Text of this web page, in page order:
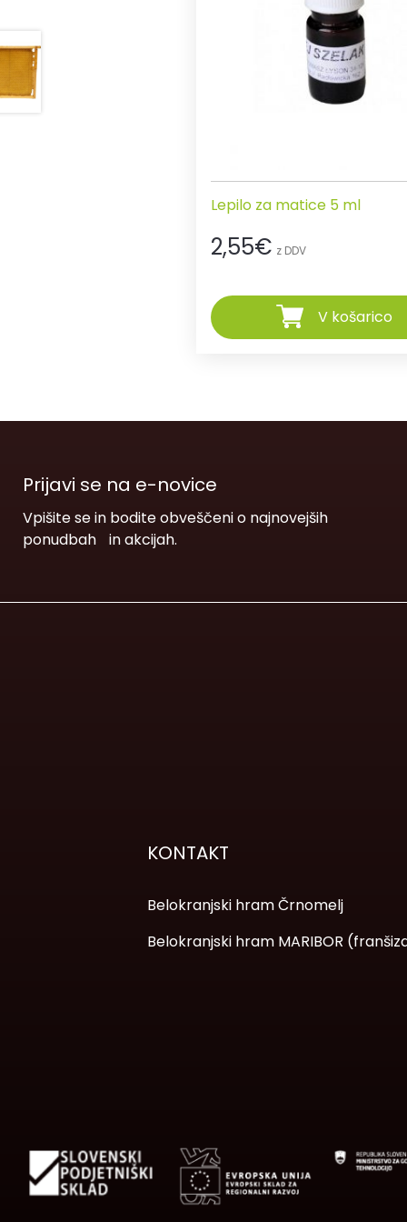
Lepilo za matice 5 ml
2,55€ z DDV
V košarico
Prijavi se na e-novice
Vpišite se in bodite obveščeni o najnovejših
ponudbah in akcijah.
KONTAKT
Belokranjski hram Črnomelj
Belokranjski hram MARIBOR